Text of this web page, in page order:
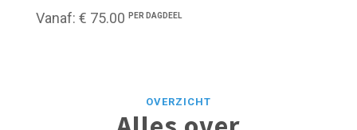
Vanaf: € 75.00 PER DAGDEEL
OVERZICHT